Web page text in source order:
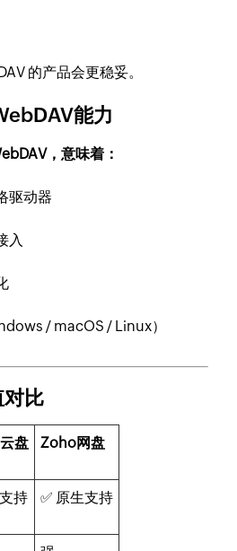
的产品会更稳妥。
能力
，意味着：
驱动器
入
/ macOS / Linux）
比
盘 Zoho网盘
持 ✅ 原生支持